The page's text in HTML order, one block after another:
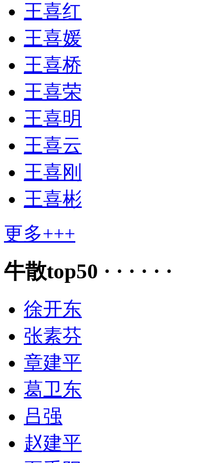
王喜红
王喜媛
王喜桥
王喜荣
王喜明
王喜云
王喜刚
王喜彬
更多+++
牛散top50 · · · · · ·
徐开东
张素芬
章建平
葛卫东
吕强
赵建平